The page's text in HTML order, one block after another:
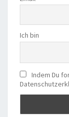
Ich bin
Indem Du